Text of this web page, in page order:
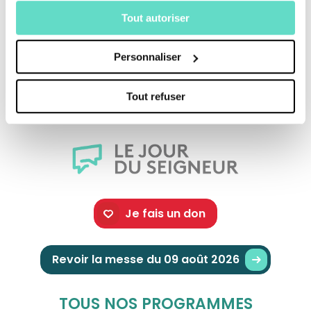
Tout autoriser
Personnaliser
Tout refuser
quelque chose de lui restera après lui, et que
ce sera une partie de son âme. Le bibliste
Jésus Asurmendi éclaire la portée de ce texte
si particulier de l’Ancien Testament
Je fais un don
Revoir la messe du 09 août 2026
TOUS NOS PROGRAMMES